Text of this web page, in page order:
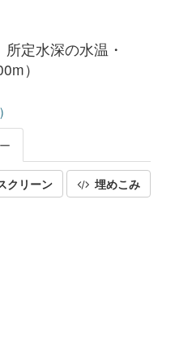
定水深の水温・
）
クリーン 埋めこみ